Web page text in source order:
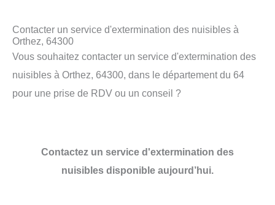
Contacter un service d'extermination des nuisibles à
Orthez, 64300
Vous souhaitez contacter un service d'extermination des
nuisibles à Orthez, 64300, dans le département du 64
pour une prise de RDV ou un conseil ?
Contactez un service d'extermination des
nuisibles disponible aujourd’hui.